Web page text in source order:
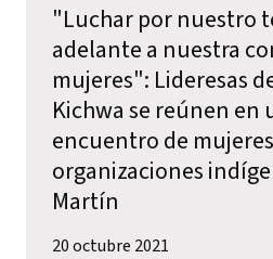
"Luchar por nuestro
adelante a nuestra
mujeres": Lideresas
Kichwa se reúnen en
encuentro de
organizaciones
Martín
20 octubre 2021